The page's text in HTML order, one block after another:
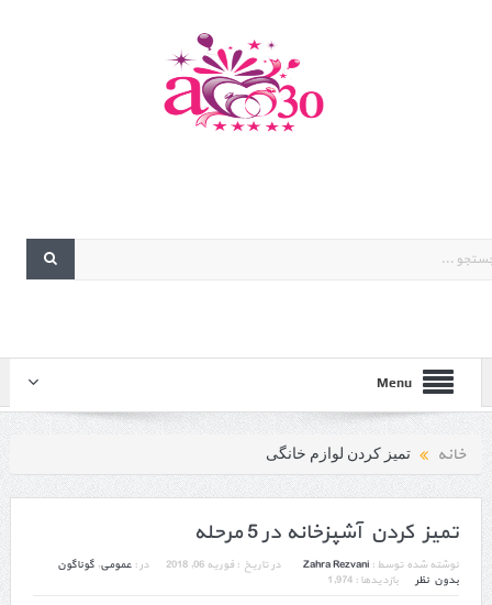
Menu
خانه تمیز کردن لوازم خانگی
تمیز کردن آشپزخانه در 5 مرحله
نوشته شده توسط : Zahra Rezvani در تاریخ : فوریه 06, 2018 در : عمومی, گوناگون
بدون نظر
بازدیدها : 1,974